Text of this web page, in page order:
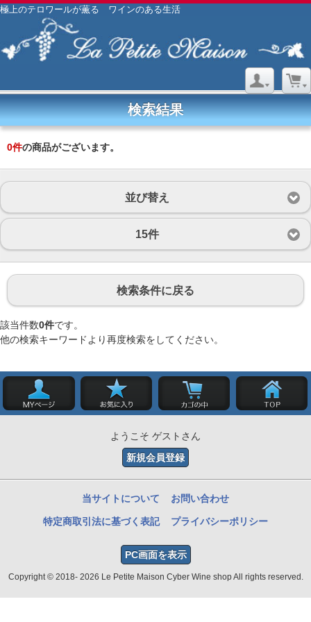
極上のテロワールが薫る ワインのある生活
検索結果
0件の商品がございます。
並び替え
15件
検索条件に戻る
該当件数0件です。
他の検索キーワードより再度検索をしてください。
ようこそ ゲストさん
新規会員登録
当サイトについて お問い合わせ
特定商取引法に基づく表記 プライバシーポリシー
PC画面を表示
Copyright © 2018- 2026 Le Petite Maison Cyber Wine shop All rights reserved.